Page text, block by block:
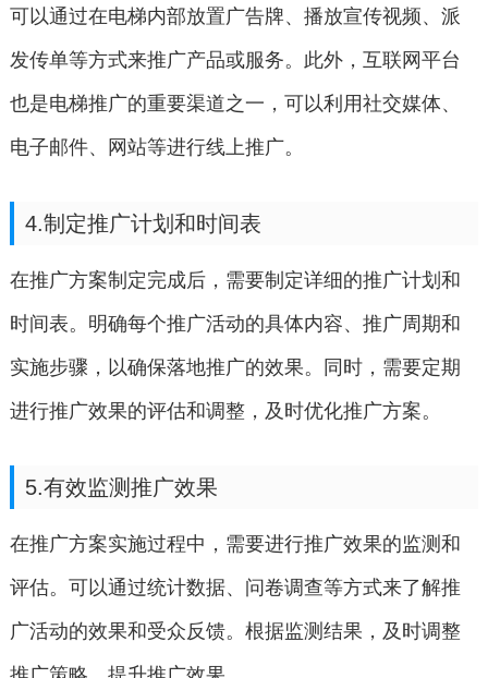
可以通过在电梯内部放置广告牌、播放宣传视频、派
发传单等方式来推广产品或服务。此外，互联网平台
也是电梯推广的重要渠道之一，可以利用社交媒体、
电子邮件、网站等进行线上推广。
4.制定推广计划和时间表
在推广方案制定完成后，需要制定详细的推广计划和
时间表。明确每个推广活动的具体内容、推广周期和
实施步骤，以确保落地推广的效果。同时，需要定期
进行推广效果的评估和调整，及时优化推广方案。
5.有效监测推广效果
在推广方案实施过程中，需要进行推广效果的监测和
评估。可以通过统计数据、问卷调查等方式来了解推
广活动的效果和受众反馈。根据监测结果，及时调整